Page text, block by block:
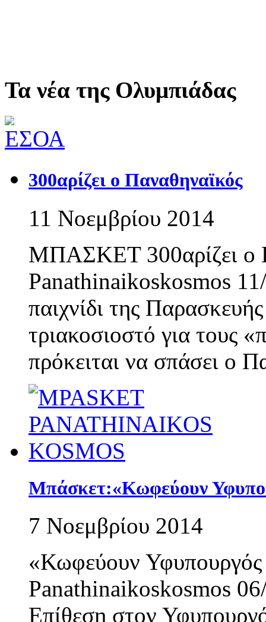
Τα νέα της Ολυμπιάδας
300αρίζει ο Παναθηναϊκός
11 Νοεμβρίου 2014
ΜΠΑΣΚΕΤ 300αρίζει ο
Panathinaikoskosmos
παιχνίδι της
τριακοσιοστό για τους
πρόκειται να σπάσει ο
Μπάσκετ:«Κωφεύουν
7 Νοεμβρίου 2014
«Κωφεύουν
Panathinaikoskosmos
Επίθεση στον